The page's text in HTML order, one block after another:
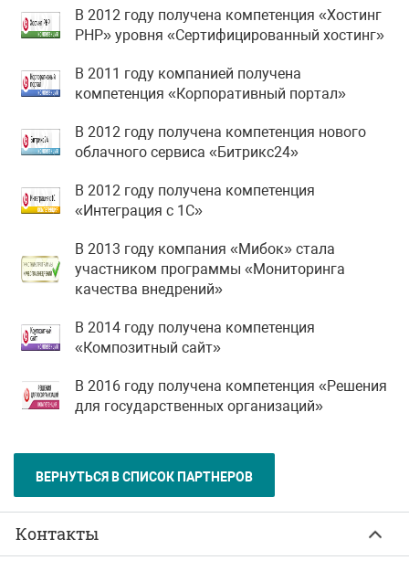
В 2012 году получена компетенция «Хостинг
PHP» уровня «Сертифицированный хостинг»
В 2011 году компанией получена
компетенция «Корпоративный портал»
В 2012 году получена компетенция нового
облачного сервиса «Битрикс24»
В 2012 году получена компетенция
«Интеграция с 1С»
В 2013 году компания «Мибок» стала
участником программы «Мониторинга
качества внедрений»
В 2014 году получена компетенция
«Композитный сайт»
В 2016 году получена компетенция «Решения
для государственных организаций»
ВЕРНУТЬСЯ В СПИСОК ПАРТНЕРОВ
Контакты